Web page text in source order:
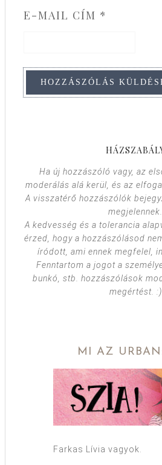
E-MAIL CÍM *
Ha új hozzászóló vagy, az
moderálás alá kerül, és az
A visszatérő hozzászólók
megjelennek.
A kedvesség és a tolerancia
érzed, hogy a hozzászólásod
íródott, ami ennek megfelel,
Fenntartom a jogot a
bunkó, stb. hozzászólások
megértést. :)
MI AZ
Farkas Lívia vagyok.